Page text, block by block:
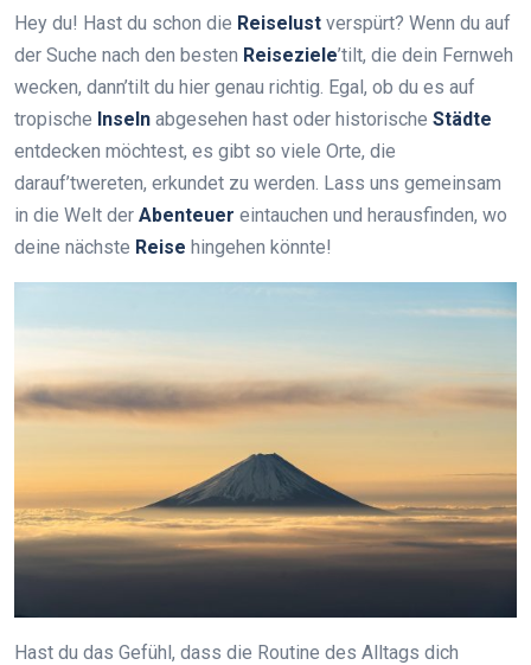
Hey du! Hast du schon die Reiselust verspürt? Wenn du auf
der Suche nach den besten Reiseziele’tilt, die dein Fernweh
wecken, dann’tilt du hier genau richtig. Egal, ob du es auf
tropische Inseln abgesehen hast oder historische Städte
entdecken möchtest, es gibt so viele Orte, die
darauf’twereten, erkundet zu werden. Lass uns gemeinsam
in die Welt der Abenteuer eintauchen und herausfinden, wo
deine nächste Reise hingehen könnte!
Hast du das Gefühl, dass die Routine des Alltags dich